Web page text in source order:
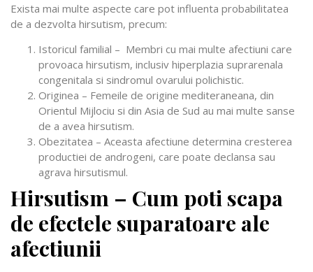
Exista mai multe aspecte care pot influenta probabilitatea
de a dezvolta hirsutism, precum:
Istoricul familial – Membri cu mai multe afectiuni care
provoaca hirsutism, inclusiv hiperplazia suprarenala
congenitala si sindromul ovarului polichistic.
Originea – Femeile de origine mediteraneana, din
Orientul Mijlociu si din Asia de Sud au mai multe sanse
de a avea hirsutism.
Obezitatea – Aceasta afectiune determina cresterea
productiei de androgeni, care poate declansa sau
agrava hirsutismul.
Hirsutism – Cum poti scapa
de efectele suparatoare ale
afectiunii